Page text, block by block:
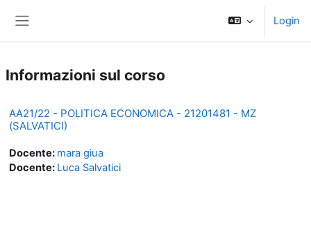
Login
Informazioni sul corso
AA21/22 - POLITICA ECONOMICA - 21201481 - MZ
(SALVATICI)
Docente: mara giua
Docente: Luca Salvatici